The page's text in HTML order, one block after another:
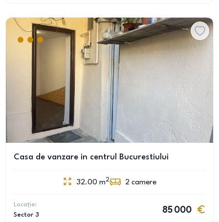
Casa de vanzare in centrul Bucurestiului
32.00 m2 2 camere
Locație:
Sector 3
85 000